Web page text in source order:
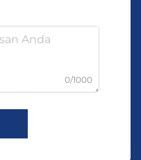
0/1000